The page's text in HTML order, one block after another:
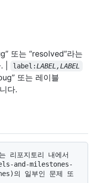
또는 “resolved”라는
|
label:LABEL,LABEL
또는 레이블
다.
and-milestones-
의 일부인 문제 또